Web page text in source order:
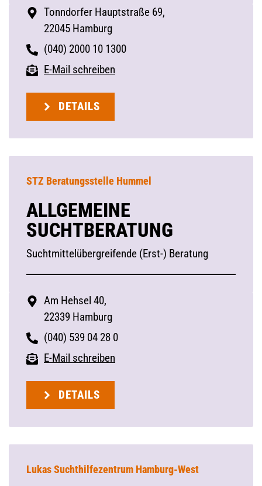
Tonndorfer Hauptstraße 69,
22045 Hamburg
(040) 2000 10 1300
E-Mail schreiben
DETAILS
STZ Beratungsstelle Hummel
ALLGEMEINE
SUCHTBERATUNG
Suchtmittelübergreifende (Erst-) Beratung
Am Hehsel 40,
22339 Hamburg
(040) 539 04 28 0
E-Mail schreiben
DETAILS
Lukas Suchthilfezentrum Hamburg-West